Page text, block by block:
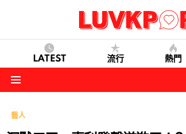
LATEST 流行 熱門
藝人